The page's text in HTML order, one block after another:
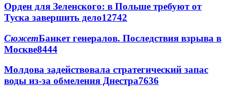
Орден для Зеленского: в Польше требуют от
Туска завершить дело12742
СюжетБанкет генералов. Последствия взрыва в
Москве8444
Молдова задействовала стратегический запас
воды из-за обмеления Днестра7636